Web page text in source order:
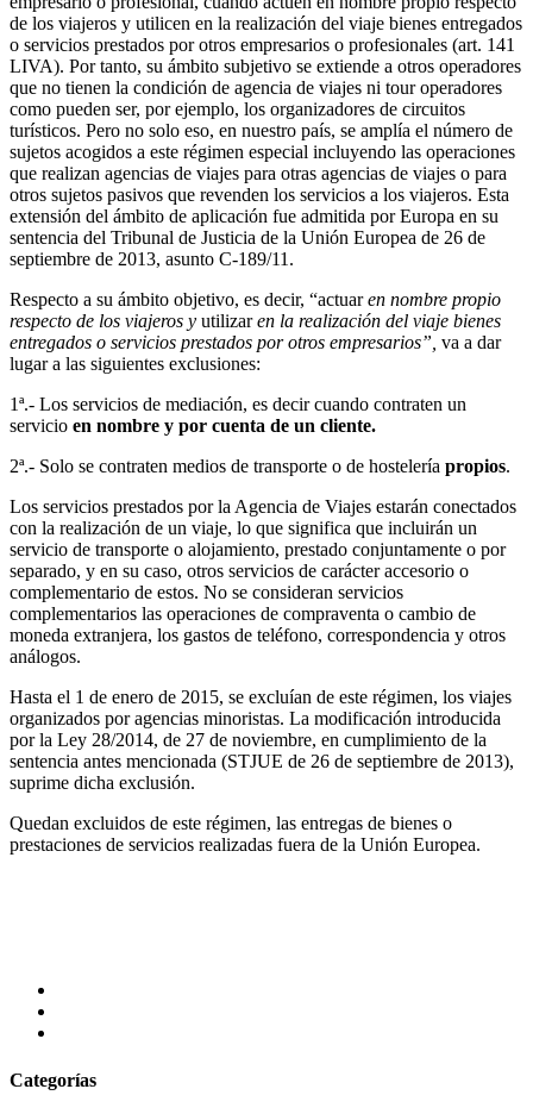
de los viajeros y utilicen en la realización del viaje bienes entregados
o servicios prestados por otros empresarios o profesionales (art. 141
LIVA). Por tanto, su ámbito subjetivo se extiende a otros operadores
que no tienen la condición de agencia de viajes ni tour operadores
como pueden ser, por ejemplo, los organizadores de circuitos
turísticos. Pero no solo eso, en nuestro país, se amplía el número de
sujetos acogidos a este régimen especial incluyendo las operaciones
que realizan agencias de viajes para otras agencias de viajes o para
otros sujetos pasivos que revenden los servicios a los viajeros. Esta
extensión del ámbito de aplicación fue admitida por Europa en su
sentencia del Tribunal de Justicia de la Unión Europea de 26 de
septiembre de 2013, asunto C-189/11.
Respecto a su ámbito objetivo, es decir, “actuaren nombre propio
respecto de los viajeros y utilizaren la realización del viaje bienes
entregados o servicios prestados por otros empresarios”, va a dar
lugar a las siguientes exclusiones:
1ª.- Los servicios de mediación, es decir cuando contraten un
servicio en nombre y por cuenta de un cliente.
2ª.- Solo se contraten medios de transporte o de hostelería propios.
Los servicios prestados por la Agencia de Viajes estarán conectados
con la realización de un viaje, lo que significa que incluirán un
servicio de transporte o alojamiento, prestado conjuntamente o por
separado, y en su caso, otros servicios de carácter accesorio o
complementario de estos. No se consideran servicios
complementarios las operaciones de compraventa o cambio de
moneda extranjera, los gastos de teléfono, correspondencia y otros
análogos.
Hasta el 1 de enero de 2015, se excluían de este régimen, los viajes
organizados por agencias minoristas. La modificación introducida
por la Ley 28/2014, de 27 de noviembre, en cumplimiento de la
sentencia antes mencionada (STJUE de 26 de septiembre de 2013),
suprime dicha exclusión.
Quedan excluidos de este régimen, las entregas de bienes o
prestaciones de servicios realizadas fuera de la Unión Europea.
Categorías